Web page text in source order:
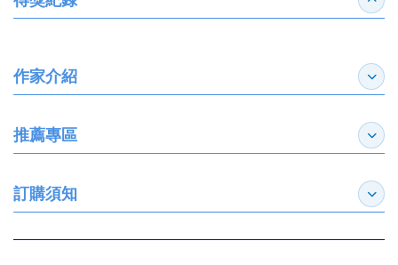
收合
作家介紹 展開
推薦專區 展開
訂購須知 展開